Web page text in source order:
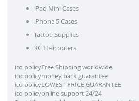
iPad Mini Cases
iPhone 5 Cases
Tattoo Supplies
RC Helicopters
ico policyFree Shipping worldwide
ico policymoney back guarantee
ico policyLOWEST PRICE GUARANTEE
ico policyonline support 24/24